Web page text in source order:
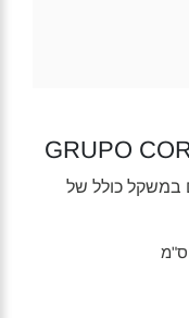
בשיבוץ 2 יהלומים במשקל כולל של